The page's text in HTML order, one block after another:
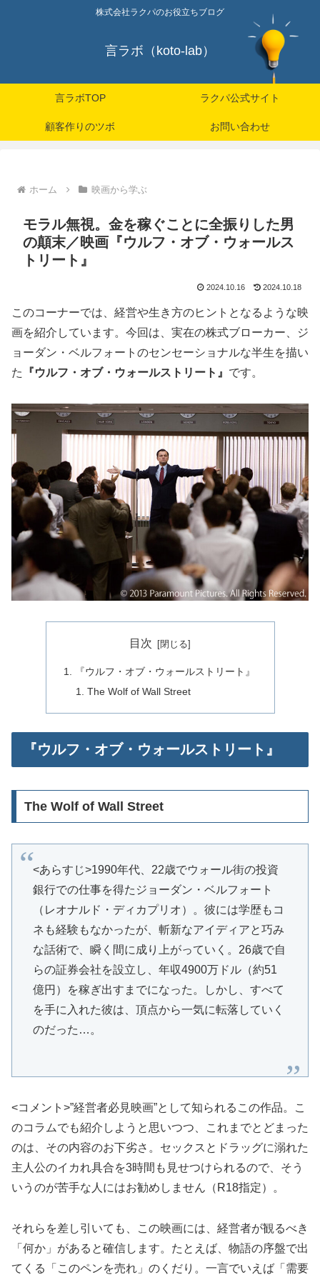
株式会社ラクパのお役立ちブログ
言ラボ（koto-lab）
言ラボTOP ラクパ公式サイト
顧客作りのツボ お問い合わせ
ホーム 映画から学ぶ
モラル無視。金を稼ぐことに全振りした男
の顛末／映画『ウルフ・オブ・ウォールス
トリート』
2024.10.16 2024.10.18
このコーナーでは、経営や生き方のヒントとなるような映
画を紹介しています。今回は、実在の株式ブローカー、ジ
ョーダン・ベルフォートのセンセーショナルな半生を描い
た
『ウルフ・オブ・ウォールストリート』 です。
目次
『ウルフ・オブ・ウォールストリート』
The Wolf of Wall Street
『ウルフ・オブ・ウォールストリート』
The Wolf of Wall Street
<あらすじ>1990年代、22歳でウォール街の投資
銀行での仕事を得たジョーダン・ベルフォート
（レオナルド・ディカプリオ）。彼には学歴もコ
ネも経験もなかったが、斬新なアイディアと巧み
な話術で、瞬く間に成り上がっていく。26歳で自
らの証券会社を設立し、年収4900万ドル（約51
億円）を稼ぎ出すまでになった。しかし、すべて
を手に入れた彼は、頂点から一気に転落していく
のだった…。
<コメント>”経営者必見映画”として知られるこの作品。こ
のコラムでも紹介しようと思いつつ、これまでとどまった
のは、その内容のお下劣さ。セックスとドラッグに溺れた
主人公のイカれ具合を3時間も見せつけられるので、そう
いうのが苦手な人にはお勧めしません（R18指定）。
それらを差し引いても、この映画には、経営者が観るべき
「何か」があると確信します。たとえば、物語の序盤で出
てくる「このペンを売れ」のくだり。一言でいえば「需要